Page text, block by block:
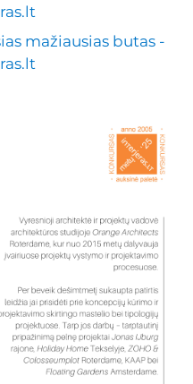
mažiausias butas -